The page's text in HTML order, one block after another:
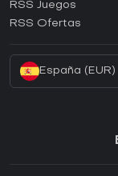
RSS Juegos
RSS Ofertas
España (EUR)